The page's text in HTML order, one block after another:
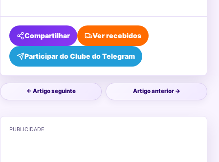
Compartilhar
Participar do Clube do Telegram
Ver recebidos
← Artigo seguinte Artigo anterior →
PUBLICIDADE